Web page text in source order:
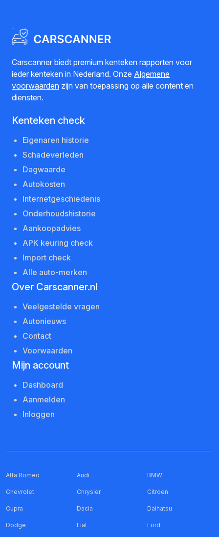
Carscanner biedt premium kenteken rapporten voor
ieder kenteken in Nederland. Onze Algemene
voorwaarden zijn van toepassing op alle content en
diensten.
Kenteken check
Eigenaren historie
Schadeverleden
Dagwaarde
Autokosten
Internetgeschiedenis
Onderhoudshistorie
Aankoopadvies
APK keuring check
Import check
Alle auto-merken
Over Carscanner.nl
Veelgestelde vragen
Autonieuws
Contact
Voorwaarden
Mijn account
Dashboard
Aanmelden
Inloggen
Alfa Romeo Audi BMW
Chevrolet Chrysler Citroen
Cupra Dacia Daihatsu
Dodge Fiat Ford